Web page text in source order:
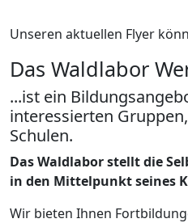
Unseren aktuellen Flyer
Das Waldlabor
...ist ein
interessierten
Schulen.
Das Waldlabor stellt die
in den Mittelpunkt seines
Wir bieten Ihnen